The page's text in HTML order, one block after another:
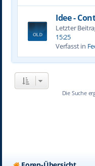
Idee -
Letzter
15:25
Verfasst in
Die Suche